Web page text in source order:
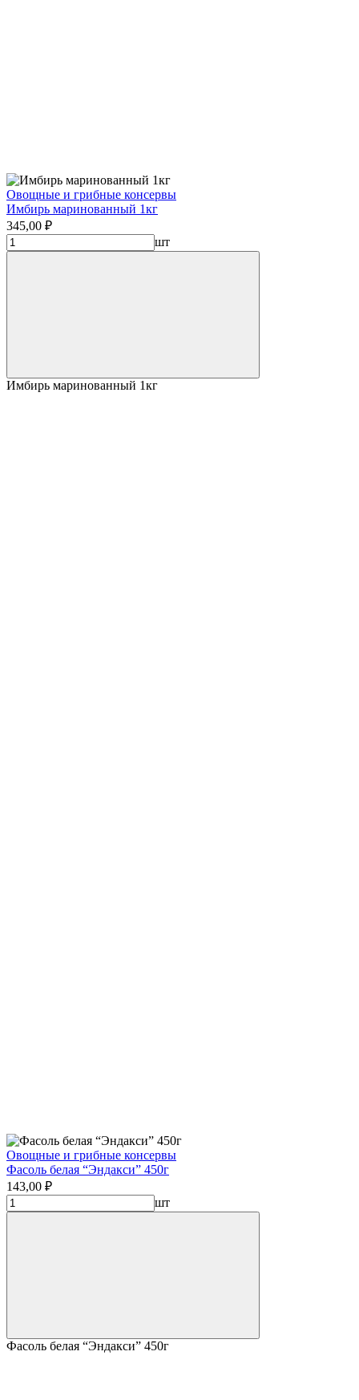
Овощные и грибные консервы
Имбирь маринованный 1кг
345,00 ₽
шт
Имбирь маринованный 1кг
Овощные и грибные консервы
Фасоль белая “Эндакси” 450г
143,00 ₽
шт
Фасоль белая “Эндакси” 450г